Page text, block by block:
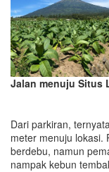
Jalan menuju Situs
Dari parkiran,
meter menuju lokasi.
berdebu, namun
nampak kebun